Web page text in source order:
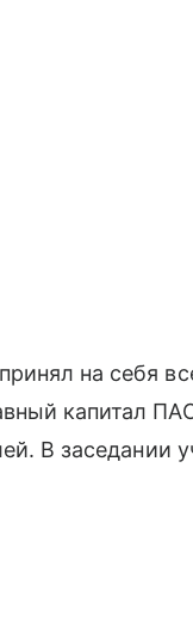
на себя
капитал
В заседании